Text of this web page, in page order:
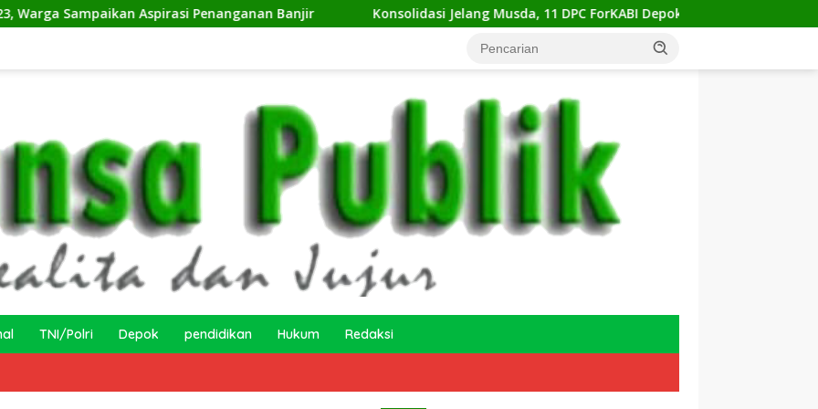
Penanganan Banjir Konsolidasi Jelang Musda, 11 DPC ForKABI Depok Nyatakan Dukungan Bulat untuk Edi
TNI/Polri Depok pendidikan Hukum Redaksi